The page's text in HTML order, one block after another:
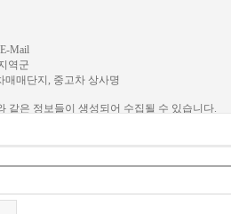
되는 '회원'임을 확인하고 카라이브가 승인하
로 사이트에서 명시한 '서비스'를 이용하는 회
또는 지급, 조정, 회수 할 수 있는 환가성 및 재
후 회원가입을 신청하고 카라이브가 승낙함으
얻지 아니한 경우
Mail
역군
매단지, 중고차 상사명
같은 정보들이 생성되어 수집될 수 있습니다.